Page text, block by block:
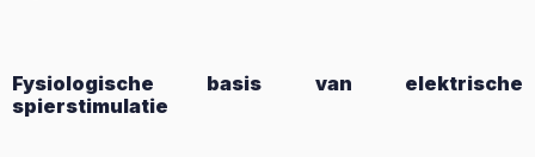
Fysiologische basis van elektrische
spierstimulatie